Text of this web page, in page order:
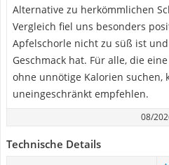
Alternative zu herkömmlichen
Vergleich fiel uns besonders
Apfelschorle nicht zu süß ist
Geschmack hat. Für alle, die
ohne unnötige Kalorien suchen,
uneingeschränkt empfehlen.
08/
Technische Details